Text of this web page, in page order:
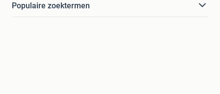
Populaire zoektermen